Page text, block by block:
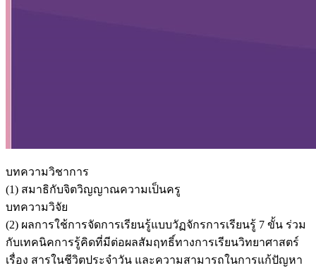
บทความวิชาการ
(1) สมาธิกับจิตวิญญาณความเป็นครู
บทความวิจัย
(2) ผลการใช้การจัดการเรียนรู้แบบวัฏจักรการเรียนรู้ 7 ขั้น ร่วม
กับเทคนิคการรู้คิดที่มีต่อผลสัมฤทธิ์ทางการเรียนวิทยาศาสตร์
เรื่อง สารในชีวิตประจำวัน และความสามารถในการแก้ปัญหา